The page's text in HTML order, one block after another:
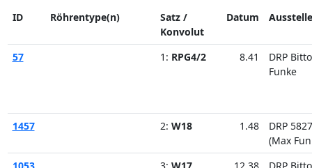
ID Röhrentype(n)
Satz /
Konvolut
Datum
57 1: RPG4/2 8.41
DRP
Funke
1457 2: W18 1.48
DRP
(Max